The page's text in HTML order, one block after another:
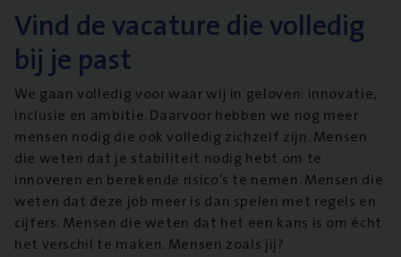
Vind de vacature die volledig
bij je past
We gaan volledig voor waar wij in geloven: innovatie,
inclusie en ambitie. Daarvoor hebben we nog meer
mensen nodig die ook volledig zichzelf zijn. Mensen
die weten dat je stabiliteit nodig hebt om te
innoveren en berekende risico’s te nemen. Mensen die
weten dat deze job meer is dan spelen met regels en
cijfers. Mensen die weten dat het een kans is om écht
het verschil te maken. Mensen zoals jij?